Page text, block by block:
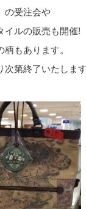
の受注会や
イルの販売も開催!
もあります。
次第終了いたしま